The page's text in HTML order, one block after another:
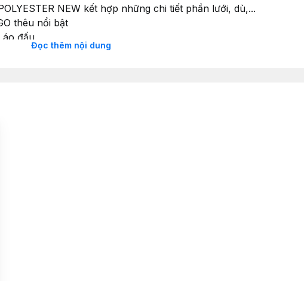
NEW kết hợp những chi tiết phần lưới, dù,...
thêu nổi bật
áo đấu
Đọc thêm nội dung